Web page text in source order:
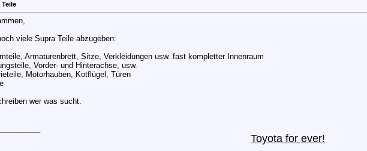
Teile
viele Supra Teile abzugeben:
Armaturenbrett, Sitze, Verkleidungen usw. fast kompletter Innenraum
Vorder- und Hinterachse, usw.
Motorhauben, Kotflügel, Türen
wer was sucht.
Toyota for ever!